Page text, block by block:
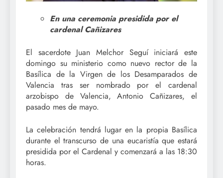
En una ceremonia presidida por el
cardenal Cañizares
El sacerdote Juan Melchor Seguí iniciará este
domingo su ministerio como nuevo rector de la
Basílica de la Virgen de los Desamparados de
Valencia tras ser nombrado por el cardenal
arzobispo de Valencia, Antonio Cañizares, el
pasado mes de mayo.
La celebración tendrá lugar en la propia Basílica
durante el transcurso de una eucaristía que estará
presidida por el Cardenal y comenzará a las 18:30
horas.